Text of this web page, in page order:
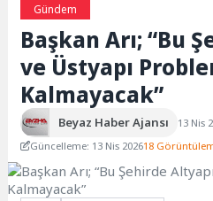
Gündem
Başkan Arı; “Bu
ve Üstyapı
Kalmayacak”
Beyaz Haber Ajansı
13 Nis
Güncelleme: 13 Nis 202618